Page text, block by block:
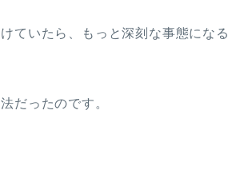
ていたら、もっと深刻な事態になる
だったのです。